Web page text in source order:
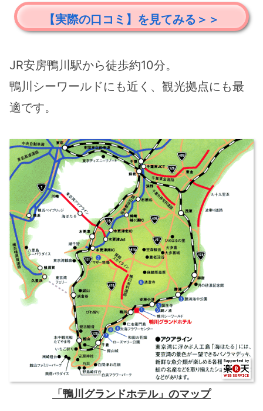
【実際の口コミ】を見てみる＞＞
JR安房鴨川駅から徒歩約10分。
鴨川シーワールドにも近く、観光拠点にも最
適です。
「鴨川グランドホテル」のマップ